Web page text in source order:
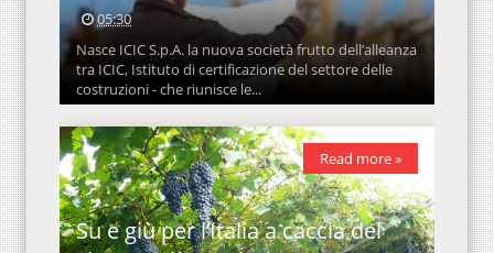
05:30
Nasce ICIC S.p.A. la nuova società frutto dell’alleanza
tra ICIC, Istituto di certificazione del settore delle
costruzioni - che riunisce le...
Su e giù per l’Italia a caccia del
Read more »